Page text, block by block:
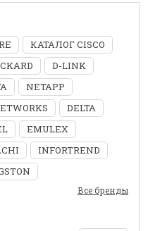
КАТАЛОГ CISCO
D-LINK
NETAPP
DELTA
EMULEX
INFORTREND
Все бренды